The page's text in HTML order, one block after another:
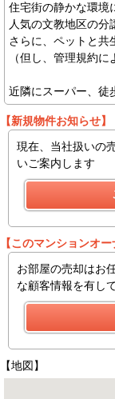
住宅街の静かな環境
人気の文教地区の分
さらに、ペットと共
（但し、管理規約に
近隣にスーパー、徒
【新規物件お知らせ】
現在、当社扱いの
いご案内します
【このマンションオー
お部屋の売却はお
な顧客情報を有し
【地図】